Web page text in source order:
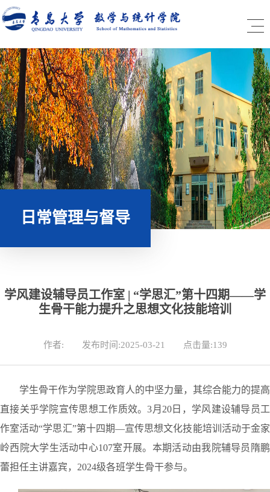
日常管理与督导
学风建设辅导员工作室 | “学思汇”第十四期——学
生骨干能力提升之思想文化技能培训
作者: 发布时间:2025-03-21 点击量:139
学生骨干作为学院思政育人的中坚力量，其综合能力的提高
直接关乎学院宣传思想工作质效。3月20日， 学风建设辅导员工
作室活动“学思汇”第十四期—宣传思想文化技能培训 活动于金家
岭西院大学生活动中心107室开展。 本期活动由我 院辅导员隋鹏
蕾担任主讲嘉宾， 2024级各班学生骨干参与。